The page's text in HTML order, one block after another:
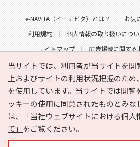
当サイトでは、利用者が当サイトを
上およびサイトの利用状況把握のため
を使用しています。当サイトでは閲覧
ッキーの使用に同意されたものとみな
は、
「当社ウェブサイトにおける個
て」 をご覧ください。
e-NAVITA（イーナビタ）とは？ お気
利用規約
個人情報の取り扱いにつ
サイトマップ
広告掲載に関する
サイトの内容に関するお問
Copyright © HYOJITO.Co.,Ltd. All